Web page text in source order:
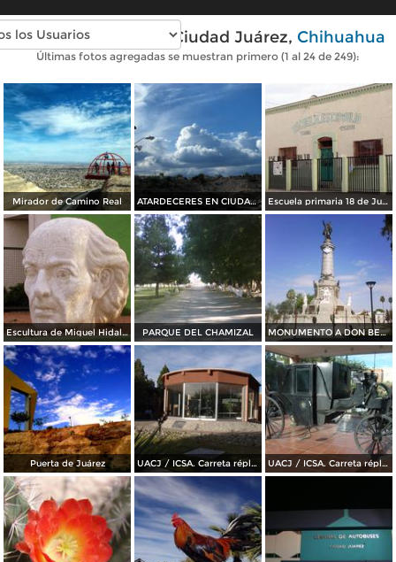
Fotos modernas de Ciudad Juárez, Chihuahua
Últimas fotos agregadas se muestran primero (1 al 24 de 249):
Mirador de Camino Real ATARDECERES EN CIUDAD JUAREZ Escuela primaria 18 de Julio
Escultura de Miguel Hidalgo PARQUE DEL CHAMIZAL MONUMENTO A DON BENITO JUAREZ
Puerta de Juárez UACJ / ICSA. Carreta réplica de la transportó a Benito Juárez hasta Paso del Norte UACJ / ICSA. Carreta réplica de la transportó a Benito Juárez hasta Paso del Norte